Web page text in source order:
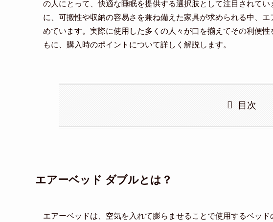
の人にとって、快適な睡眠を提供する選択肢として注目されて
に、可搬性や収納の容易さを兼ね備えた家具が求められる中、
めています。実際に使用した多くの人々が口を揃えてその利便
もに、購入時のポイントについて詳しく解説します。
目次
エアーベッド ダブルとは？
エアーベッドは、空気を入れて膨らませることで使用するベッ